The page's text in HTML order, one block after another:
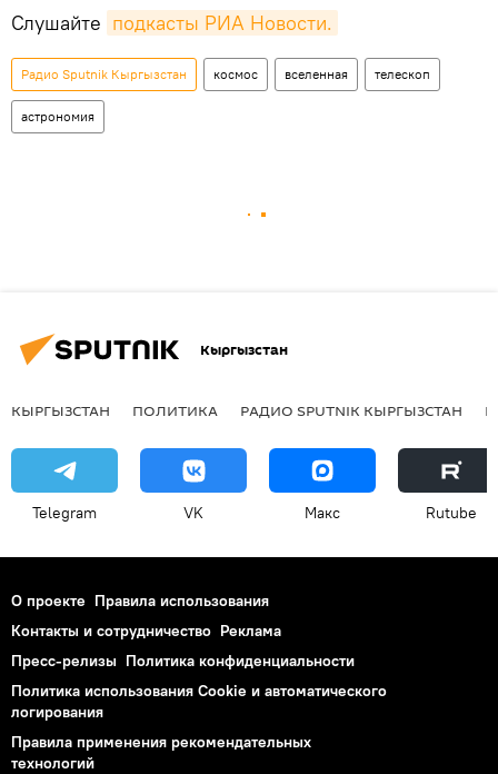
Слушайте подкасты РИА Новости.
Радио Sputnik Кыргызстан космос вселенная телескоп
астрономия
Кыргызстан
КЫРГЫЗСТАН ПОЛИТИКА РАДИО SPUTNIK КЫРГЫЗСТАН
Telegram VK Макс Rutube
О проекте Правила использования
Контакты и сотрудничество Реклама
Пресс-релизы Политика конфиденциальности
Политика использования Cookie и автоматического
логирования
Правила применения рекомендательных
технологий